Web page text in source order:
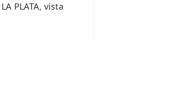
PLATA, vista